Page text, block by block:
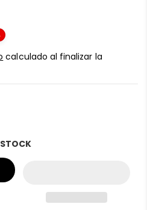
calculado al finalizar la